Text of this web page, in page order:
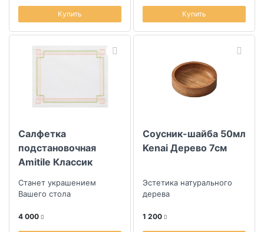
Купить Купить
Салфетка
подстановочная
Amitile Классик
с салатово-розовой
Станет украшением
Вашего стола
4 000
Соусник-шайба 50мл
Kenai Дерево 7см
Эстетика натурального
дерева
1 200